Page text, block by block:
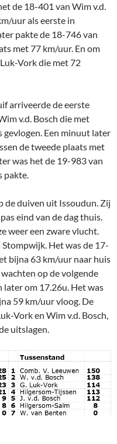
de 18-401 van Wim v.d.
uur als eerste in
pakte de 18-746 van
met 77 km/uur. En om
Vork die met 72
arriveerde de eerste
v.d. Bosch die met
Een minuut later
de tweede plaats met
was het de 19-983 van
pakte.
de duiven uit Issoudun. Zij
eind van de dag thuis.
weer een zware vlucht.
Het was de 17-
bijna 63 km/uur naar huis
op de volgende
om 17.26u. Het was
59 km/uur vloog. De
Vork en Wim v.d. Bosch,
uitslagen.